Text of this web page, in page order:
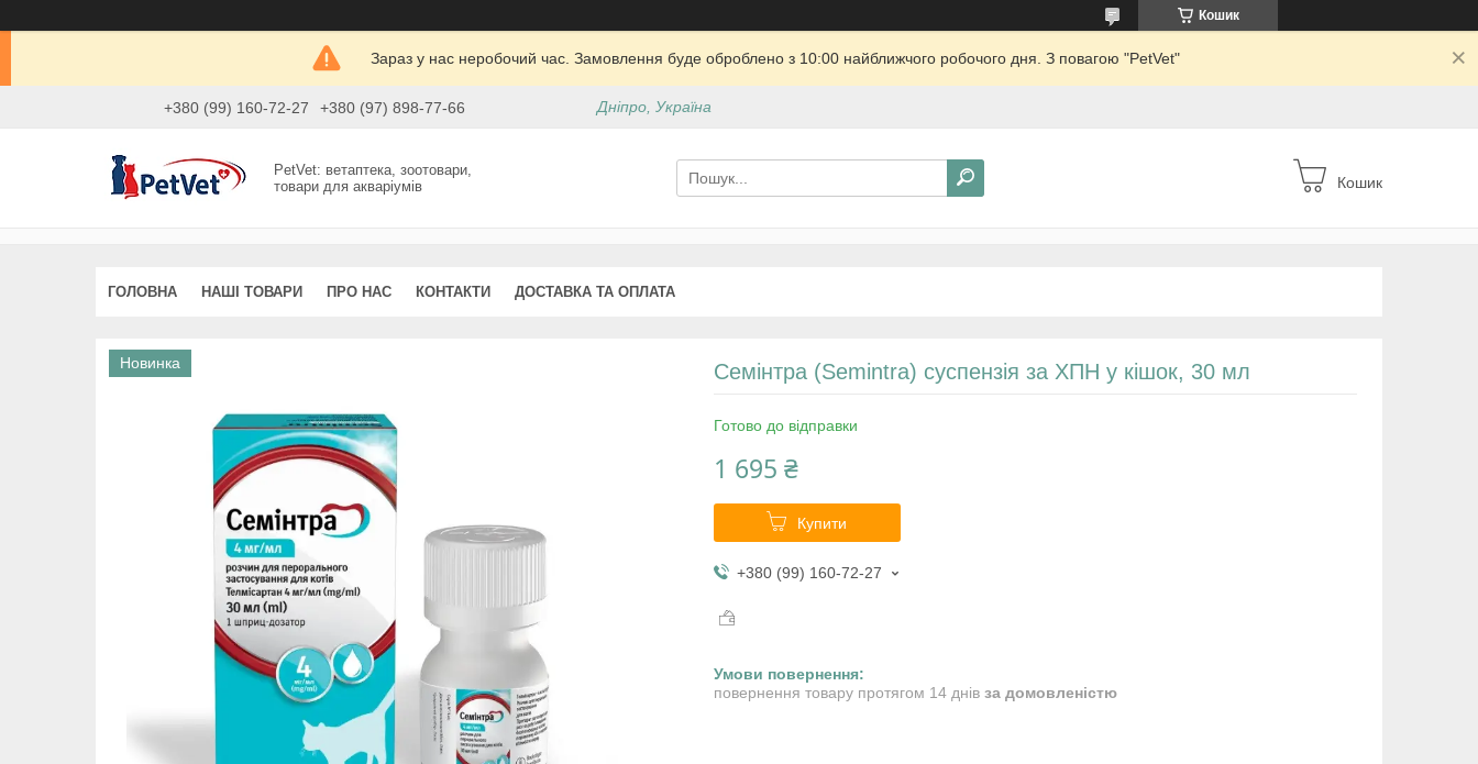
Кошик
Зараз у нас неробочий час. Замовлення буде оброблено з 10:00 найближчого робочого дня. З повагою "PetVet"
+380 (99) 160-72-27 +380 (97) 898-77-66 Дніпро, Україна
PetVet: ветаптека, зоотовари,
товари для акваріумів
Кошик
ГОЛОВНА НАШІ ТОВАРИ ПРО НАС КОНТАКТИ ДОСТАВКА ТА ОПЛАТА
Новинка Семінтра (Semintra) суспензія за ХПН у кішок, 30 мл
Готово до відправки
1 695 ₴
Купити
+380 (99) 160-72-27
повернення товару протягом 14 днів за домовленістю